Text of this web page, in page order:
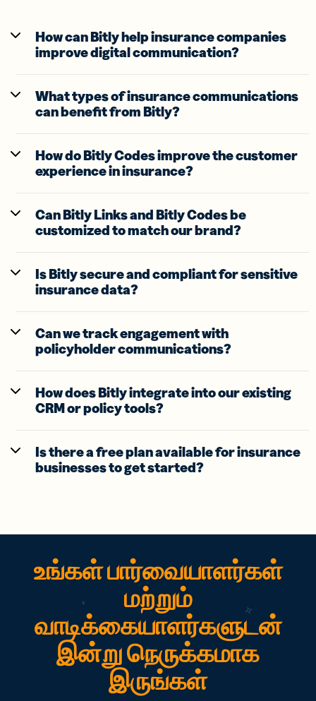
How can Bitly help insurance companies
improve digital communication?
What types of insurance communications
can benefit from Bitly?
How do Bitly Codes improve the customer
experience in insurance?
Can Bitly Links and Bitly Codes be
customized to match our brand?
Is Bitly secure and compliant for sensitive
insurance data?
Can we track engagement with
policyholder communications?
How does Bitly integrate into our existing
CRM or policy tools?
Is there a free plan available for insurance
businesses to get started?
உங்கள் பார்வையாளர்கள்
மற்றும்
வாடிக்கையாளர்களுடன்
இன்று நெருக்கமாக
இருங்கள்